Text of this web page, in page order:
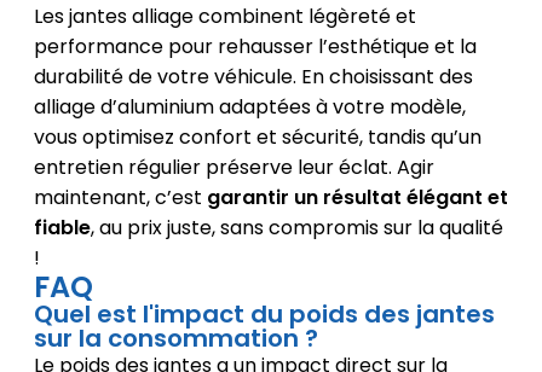
Les jantes alliage combinent légèreté et
performance pour rehausser l’esthétique et la
durabilité de votre véhicule. En choisissant des
alliage d’aluminium adaptées à votre modèle,
vous optimisez confort et sécurité, tandis qu’un
entretien régulier préserve leur éclat. Agir
maintenant, c’est garantir un résultat élégant et
fiable, au prix juste, sans compromis sur la qualité
!
FAQ
Quel est l'impact du poids des jantes
sur la consommation ?
Le poids des jantes a un impact direct sur la